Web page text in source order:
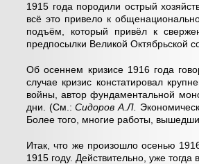
1915 года породили острый
всё это привело к
подъём, который привёл к
предпосылки Великой Октябрьской
Об осеннем кризисе 1916 года
случае кризис констатировал
войны, автор фундаментальной
дни. (См.:Сидоров А.Л.
Более того, многие работы,
Итак, что же произошло осенью
1915 году. Действительно, уже